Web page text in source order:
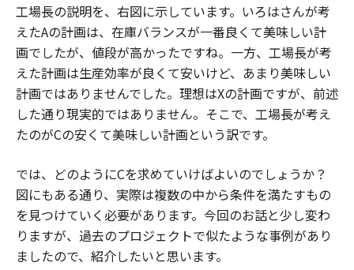
工場長の説明を、右図に示しています。いろはさんが考
えたAの計画は、在庫バランスが一番良くて美味しい計
画でしたが、値段が高かったですね。一方、工場長が考
えた計画は生産効率が良くて安いけど、あまり美味しい
計画ではありませんでした。理想はXの計画ですが、前述
した通り現実的ではありません。そこで、工場長が考え
たのがCの安くて美味しい計画という訳です。
では、どのようにCを求めていけばよいのでしょうか？
図にもある通り、実際は複数の中から条件を満たすもの
を見つけていく必要があります。今回のお話と少し変わ
りますが、過去のプロジェクトで似たような事例があり
ましたので、紹介したいと思います。